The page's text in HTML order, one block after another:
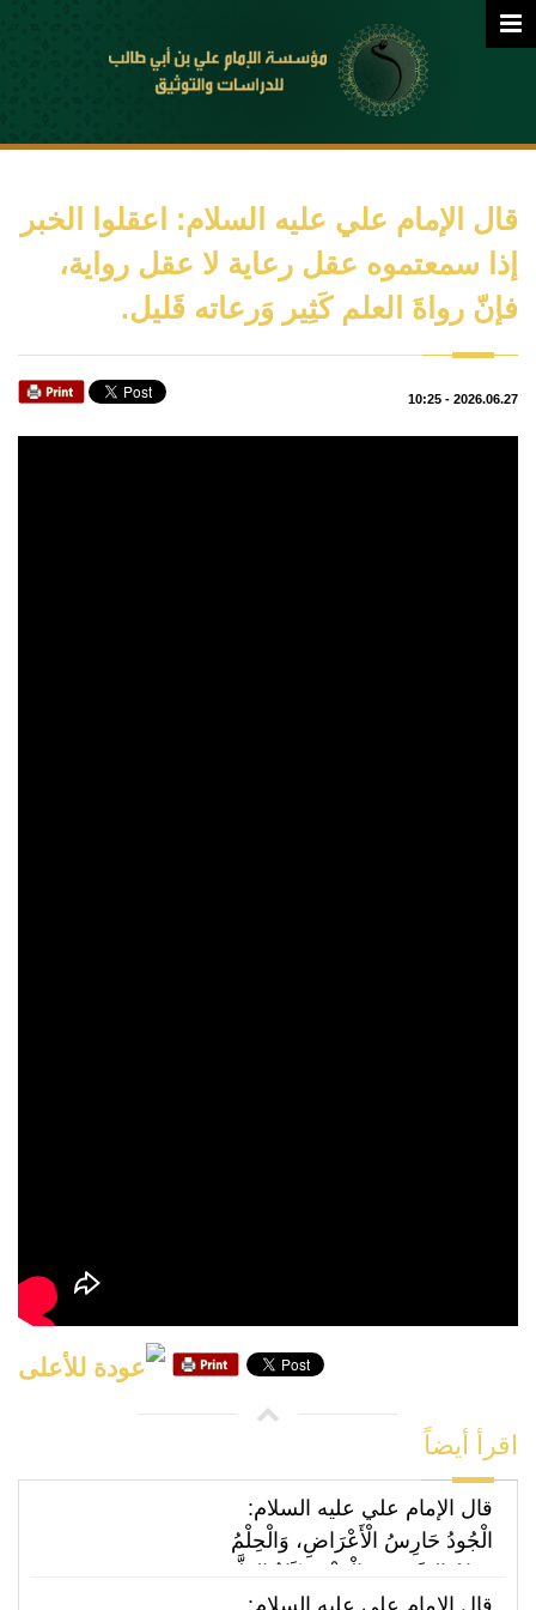
قال الإمام علي عليه السلام: اعقلوا الخبر
إذا سمعتموه عقل رعاية لا عقل رواية،
فإنّ رواةَ العلم كَثِير وَرعاته قَليل.
2026.06.27
-
10:25
اقرأ أيضاً
قال الإمام علي عليه السلام:
الْجُودُ حَارِسُ الْأَعْرَاضِ، وَالْحِلْمُ
وَالسُّلُوُّ عِوَضُكَ مِمَّنْ غَدَرَ،
قال الإمام علي عليه السلام: